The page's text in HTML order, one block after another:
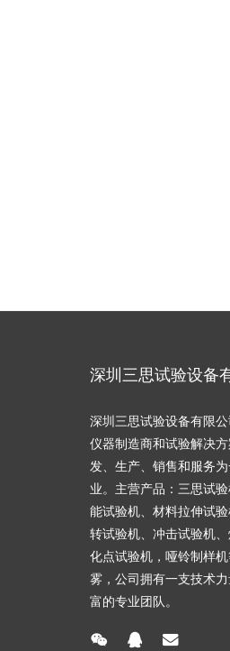
深圳三思试验设备
深圳三思试验设备有限
仪器制造商和试验解决
发、生产、销售和服务
业。主营产品：三思试
能试验机、材料拉伸试
转试验机、冲击试验机
化点试验机，哑铃制样
雾，公司拥有一支技术
富的专业团队。